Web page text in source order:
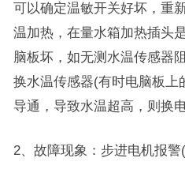
可以确定温敏开关好坏，重
温加热，在量水箱加热插头
脑板坏，如无测水温传感器
换水温传感器(有时电脑板上
导通，导致水温超高，则换
2、故障现象：步进电机报